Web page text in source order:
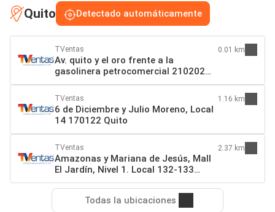
Quito Detectado automáticamente
TVentas
Av. quito y el oro frente a la
gasolinera petrocomercial 210202
Quito
0.01 km
TVentas
6 de Diciembre y Julio Moreno, Local
14 170122 Quito
1.16 km
TVentas
Amazonas y Mariana de Jesús, Mall
El Jardín, Nivel 1. Local 132-133
170104 Quito
2.37 km
Todas la ubicaciones